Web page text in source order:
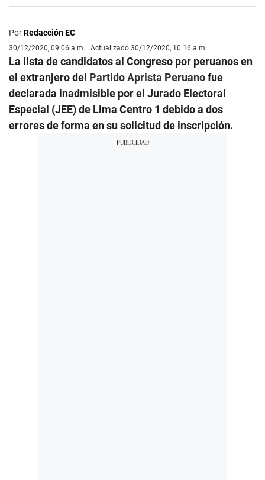
PorRedacción EC
30/12/2020, 09:06 a.m. | Actualizado 30/12/2020, 10:16 a.m.
La lista de candidatos al Congreso por peruanos en
el extranjero del Partido Aprista Peruanofue
declarada inadmisible por el Jurado Electoral
Especial (JEE) de Lima Centro 1 debido a dos
errores de forma en su solicitud de inscripción.